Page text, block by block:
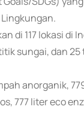
di 117 lokasi di
sungai, dan
anorganik,
777 liter eco